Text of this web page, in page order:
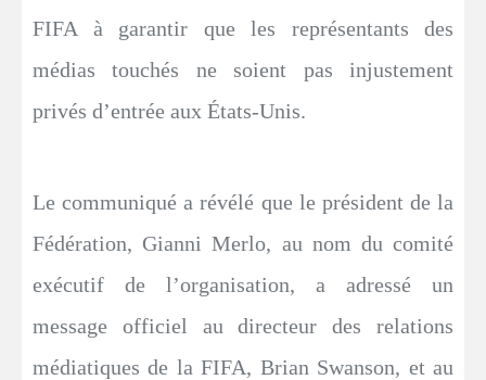
FIFA à garantir que les représentants des
médias touchés ne soient pas injustement
privés d’entrée aux États-Unis.
Le communiqué a révélé que le président de la
Fédération, Gianni Merlo, au nom du comité
exécutif de l’organisation, a adressé un
message officiel au directeur des relations
médiatiques de la FIFA, Brian Swanson, et au